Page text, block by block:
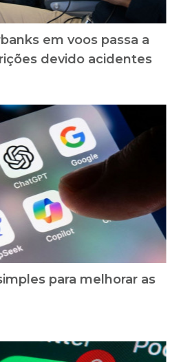
em voos passa a
devido acidentes
para melhorar as